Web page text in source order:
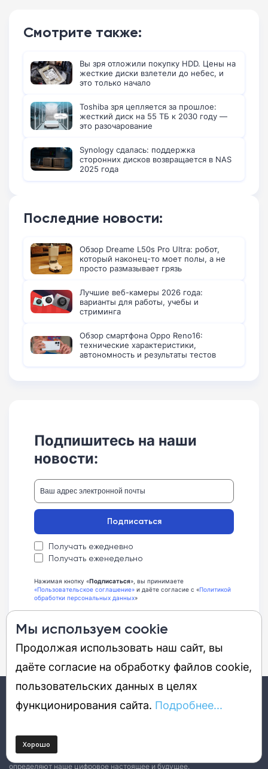
Смотрите также:
Вы зря отложили покупку HDD. Цены на
жесткие диски взлетели до небес, и
это только начало
Toshiba зря цепляется за прошлое:
жесткий диск на 55 ТБ к 2030 году —
это разочарование
Synology сдалась: поддержка
сторонних дисков возвращается в NAS
2025 года
Последние новости:
Обзор Dreame L50s Pro Ultra: робот,
который наконец-то моет полы, а не
просто размазывает грязь
Лучшие веб-камеры 2026 года:
варианты для работы, учебы и
стриминга
Обзор смартфона Oppo Reno16:
технические характеристики,
автономность и результаты тестов
Подпишитесь на наши
новости:
Получать ежедневно
Получать еженедельно
Подписаться
Нажимая кнопку «Подписаться», вы принимаете
«Пользовательское соглашение» и даёте согласие с «Политикой
обработки персональных данных»
DGL.RU – это портал о будущем, которое уже наступило. Мы
стараемся интересно рассказать об удивительных технологиях,
определяют наше цифровое настоящее и будущее.
Мы используем cookie
Продолжая использовать наш сайт, вы
даёте согласие на обработку файлов cookie,
пользовательских данных в целях
функционирования сайта. Подробнее...